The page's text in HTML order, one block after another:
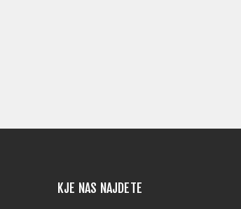
KJE NAS NAJDETE